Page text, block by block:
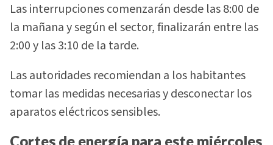
Las interrupciones comenzarán desde las 8:00 de
la mañana y según el sector, finalizarán entre las
2:00 y las 3:10 de la tarde.
Las autoridades recomiendan a los habitantes
tomar las medidas necesarias y desconectar los
aparatos eléctricos sensibles.
Cortes de energía para este miércoles